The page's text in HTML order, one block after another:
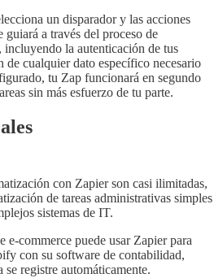
un disparador y las acciones
guiará a través del proceso de
incluyendo la autenticación de tus
cualquier dato específico necesario
tu Zap funcionará en segundo
sin más esfuerzo de tu parte.
con Zapier son casi ilimitadas,
de tareas administrativas simples
sistemas de IT.
e-commerce puede usar Zapier para
con su software de contabilidad,
se registre automáticamente.